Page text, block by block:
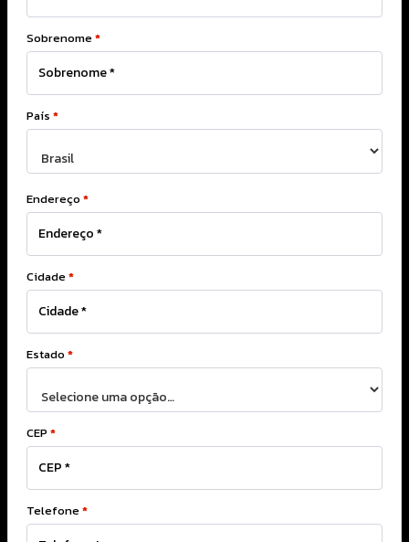
Sobrenome*
País *
Endereço *
Cidade*
Estado *
CEP *
Telefone*